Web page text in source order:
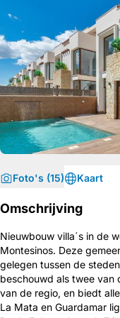
Foto's (15) Kaart
Omschrijving
Nieuwbouw villa´s in de
Montesinos. Deze
gelegen tussen de
beschouwd als twee van
van de regio, en biedt
La Mata en Guardamar